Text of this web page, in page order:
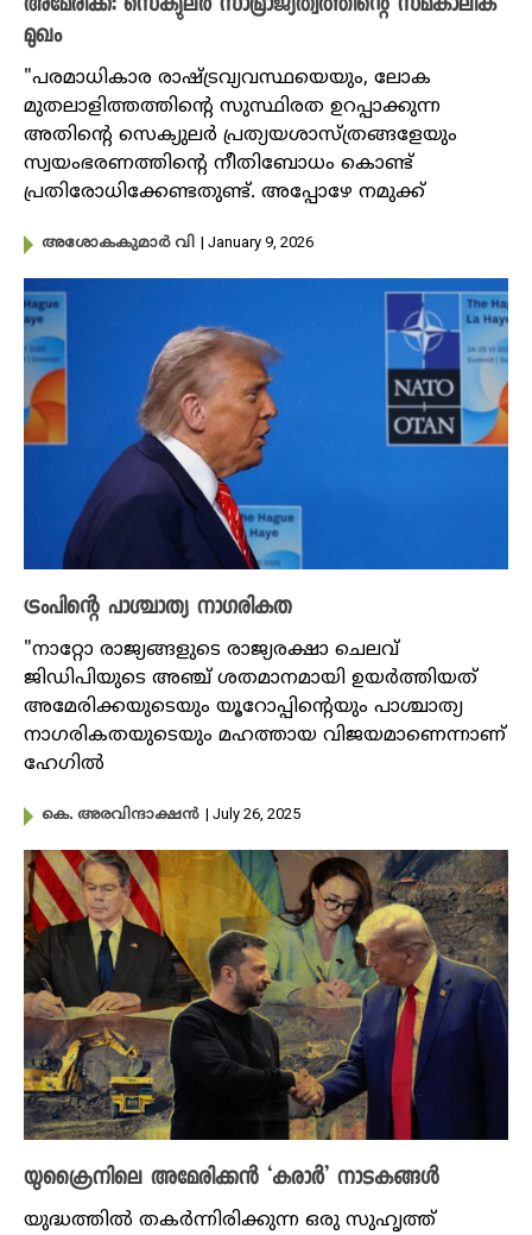
മുഖം
"പരമാധികാര രാഷ്ട്രവ്യവസ്ഥയെയും, ലോക
മുതലാളിത്തത്തിൻ്റെ സുസ്ഥിരത ഉറപ്പാക്കുന്ന
അതിൻ്റെ സെക്യുലർ പ്രത്യയശാസ്ത്രങ്ങളേയും
സ്വയംഭരണത്തിൻ്റെ നീതിബോധം കൊണ്ട്
പ്രതിരോധിക്കേണ്ടതുണ്ട്. അപ്പോഴേ നമുക്ക്
അശോകകുമാർ വി | January 9, 2026
ട്രംപിന്റെ പാശ്ചാത്യ നാഗരികത
"നാറ്റോ രാജ്യങ്ങളുടെ രാജ്യരക്ഷാ ചെലവ്
ജിഡിപിയുടെ അഞ്ച് ശതമാനമായി ഉയർത്തിയത്
അമേരിക്കയുടെയും യൂറോപ്പിന്റെയും പാശ്ചാത്യ
നാഗരികതയുടെയും മഹത്തായ വിജയമാണെന്നാണ്
ഹേഗിൽ
കെ. അരവിന്ദാക്ഷൻ | July 26, 2025
യുക്രൈനിലെ അമേരിക്കൻ ‘കരാർ’ നാടകങ്ങൾ
യുദ്ധത്തിൽ തകർന്നിരിക്കുന്ന ഒരു സുഹൃത്ത്